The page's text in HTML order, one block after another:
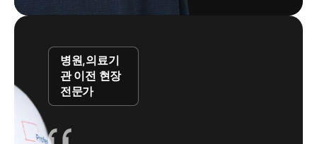
병원,의료기
관 이전 현장
전문가